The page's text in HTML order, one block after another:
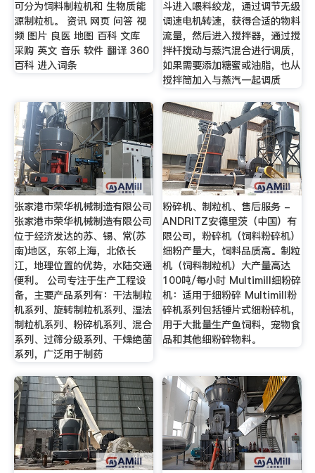
可分为饲料制粒机和 生物质能
源制粒机。 资讯 网页 问答 视
频 图片 良医 地图 百科 文库
采购 英文 音乐 软件 翻译 360
百科 进入词条
斗进入喂料绞龙，通过调节无级
调速电机转速，获得合适的物料
流量，然后进入搅拌器，通过搅
拌杆搅动与蒸汽混合进行调质，
如果需要添加糖蜜或油脂，也从
搅拌筒加入与蒸汽一起调质
张家港市荣华机械制造有限公司
张家港市荣华机械制造有限公司
位于经济发达的苏、锡、常(苏
南)地区，东邻上海，北依长
江，地理位置的优势，水陆交通
便利。 公司专注于生产工程设
备，主要产品系列有：干法制粒
机系列、旋转制粒机系列、湿法
制粒机系列、粉碎机系列、混合
系列、过筛分级系列、干燥绝菌
系列，广泛用于制药
粉碎机、制粒机、售后服务 -
ANDRITZ安德里茨（中国）有
限公司，粉碎机（饲料粉碎机）
细粉产量大，饲料品质高。制粒
机（饲料制粒机）大产量高达
100吨/每小时 Multimill细粉碎
机：适用于细粉碎 Multimill粉
碎机系列包括锤片式细粉碎机，
用于大批量生产鱼饲料，宠物食
品和其他细粉碎物料。